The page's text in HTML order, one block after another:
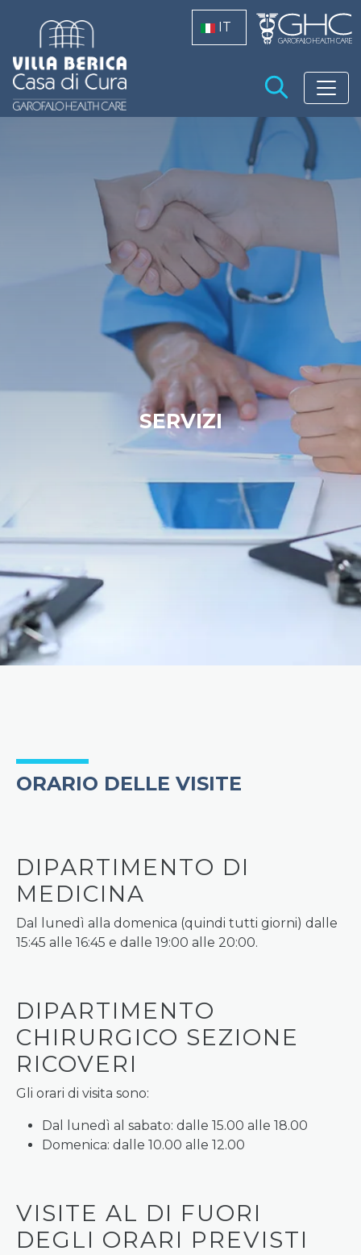
IT
SERVIZI
ORARIO DELLE VISITE
DIPARTIMENTO DI
MEDICINA
Dal lunedì alla domenica (quindi tutti giorni) dalle
15:45 alle 16:45 e dalle 19:00 alle 20:00.
DIPARTIMENTO
CHIRURGICO SEZIONE
RICOVERI
Gli orari di visita sono:
Dal lunedì al sabato: dalle 15.00 alle 18.00
Domenica: dalle 10.00 alle 12.00
VISITE AL DI FUORI
DEGLI ORARI PREVISTI